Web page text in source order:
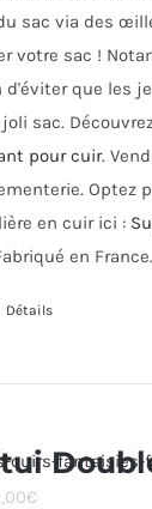
sac via des
votre sac !
d'éviter que les
sac.
pour cuir.
Optez
en cuir ici :
en France.
Détails
€